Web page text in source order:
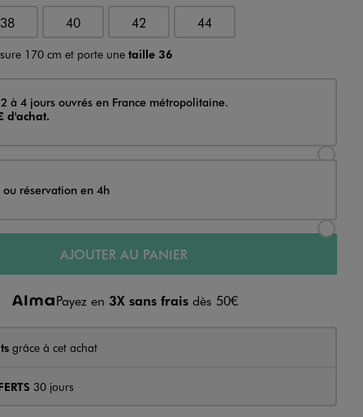
38 40 42 44
170 cm et porte unetaille 36
à 4 jours ouvrés en France métropolitaine.
d'achat.
réservation en 4h
AJOUTER AU PANIER
Payez en 3X sans fraisdès 50€
grâce à cet achat
30 jours